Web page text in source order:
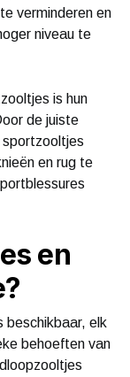
verminderen en
niveau te
is hun
de juiste
sportzooltjes
en rug te
en
beschikbaar, elk
behoeften van